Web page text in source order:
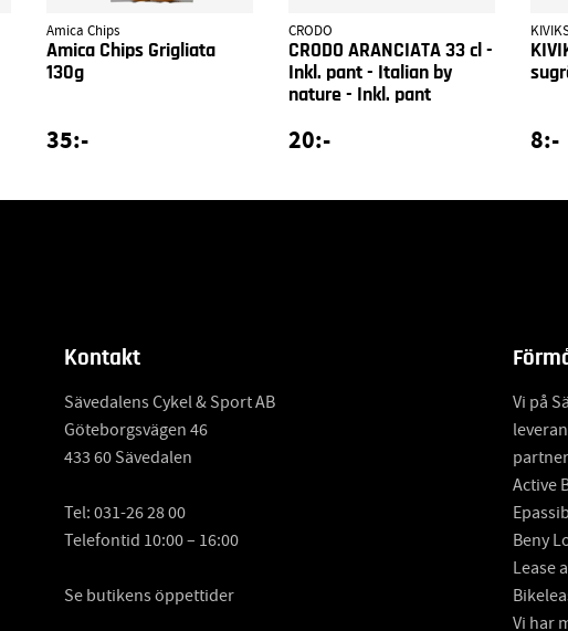
Amica Chips
Amica Chips Grigliata
130g
35:-
CRODO
CRODO ARANCIATA 33 cl -
Inkl. pant - Italian by
nature - Inkl. pant
20:- 8:-
Kontakt
Sävedalens Cykel & Sport AB
Göteborgsvägen 46
433 60 Sävedalen
Tel:031-26 28 00
Telefontid 10:00 – 16:00
Se butikens öppettider
Vi på
Active
Beny
Lease
Vi har